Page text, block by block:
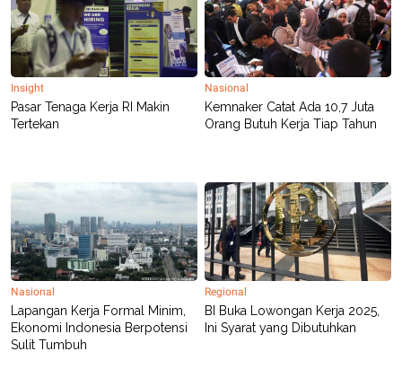
Insight
Pasar Tenaga Kerja RI Makin
Tertekan
Nasional
Kemnaker Catat Ada 10,7 Juta
Orang Butuh Kerja Tiap Tahun
Nasional
Lapangan Kerja Formal Minim,
Ekonomi Indonesia Berpotensi
Sulit Tumbuh
Regional
BI Buka Lowongan Kerja 2025,
Ini Syarat yang Dibutuhkan